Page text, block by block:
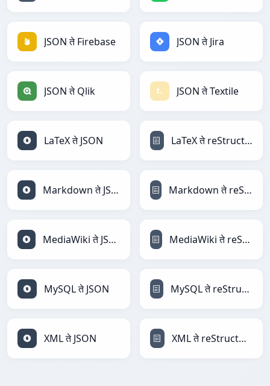
JSON ते Firebase JSON ते Jira
JSON ते Qlik JSON ते Textile
LaTeX ते JSON LaTeX ते reStructuredText
Markdown ते JSON Markdown ते reStructuredText
MediaWiki ते JSON MediaWiki ते reStructuredText
MySQL ते JSON MySQL ते reStructuredText
XML ते JSON XML ते reStructuredText